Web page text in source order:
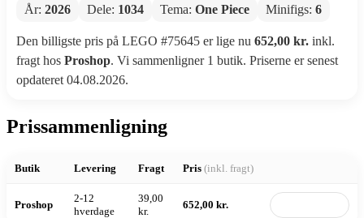
År: 2026 Dele: 1034 Tema: One Piece Minifigs: 6
Den billigste pris på LEGO #75645 er lige nu 652,00 kr. inkl.
fragt hos Proshop. Vi sammenligner 1 butik. Priserne er senest
opdateret 04.08.2026.
Prissammenligning
Butik Levering Fragt Pris (inkl. fragt)
Proshop
2-12
hverdage
39,00
kr.
652,00 kr.